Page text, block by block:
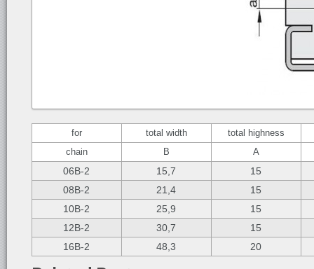
for total width
total highness
chain
B A
06B-2 15,7
15
08B-2
21,4
15
10B-2
25,9
15
12B-2
30,7
15
16B-2
48,3 20